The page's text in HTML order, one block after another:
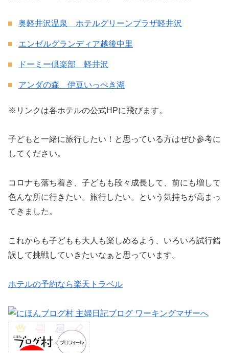
奥軽井沢温泉 ホテルグリーンプラザ軽井沢
エンゼルグランディア越後中里
ドーミー倶楽部 軽井沢
アンダの森 伊豆いっぺき湖
※リンクは各ホテルの公式HPに飛びます。
子どもと一緒に旅行したい！と思っている方はぜひ参考に
してください。
コロナも落ち着き、子どもも段々成長して、前にも増して
色んな所に行きたい。旅行したい。という気持ちが高まっ
てきました。
これからも子どもも大人も楽しめるよう、いろいろ試行錯
誤して挑戦していきたいなぁと思っています。
ホテルの予約なら楽天トラベル